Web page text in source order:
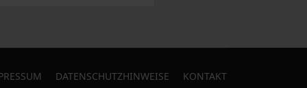
DATENSCHUTZHINWEISE KONTAKT